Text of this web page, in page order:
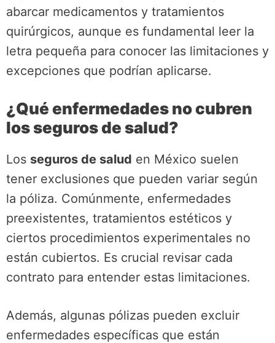
abarcar medicamentos y tratamientos
quirúrgicos, aunque es fundamental leer la
letra pequeña para conocer las limitaciones y
excepciones que podrían aplicarse.
¿Qué enfermedades no cubren
los seguros de salud?
Los seguros de salud en México suelen
tener exclusiones que pueden variar según
la póliza. Comúnmente, enfermedades
preexistentes, tratamientos estéticos y
ciertos procedimientos experimentales no
están cubiertos. Es crucial revisar cada
contrato para entender estas limitaciones.
Además, algunas pólizas pueden excluir
enfermedades específicas que están